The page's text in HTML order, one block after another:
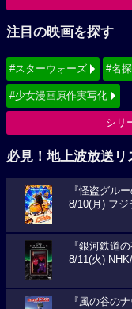
注目の映画を探す
#スターウォーズ #名
#少女漫画原作実写化
シリ
必見！地上波放送リ
『怪盗グル
8/10(月) フ
『銀河鉄道の
8/11(火)
『風の谷のナ